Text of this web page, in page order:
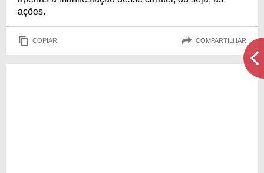
ações.
COPIAR COMPARTILHAR